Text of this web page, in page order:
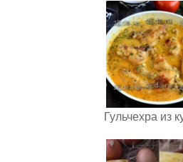
Гульчехра из